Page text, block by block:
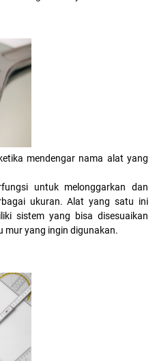
mendengar nama alat yang
untuk melonggarkan dan
ukuran. Alat yang satu ini
sistem yang bisa disesuaikan
mur yang ingin digunakan.